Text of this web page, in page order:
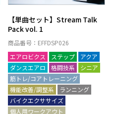
【単曲セット】Stream Talk
Pack vol. 1
商品番号：EFFDSP026
エアロビクス
ステップ
アクア
ダンスエアロ
格闘技系
シニア
筋トレ/コアトレーニング
機能改善/調整系
ランニング
バイクエクササイズ
個人用ワークアウト